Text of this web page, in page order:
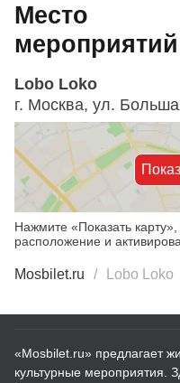
Место
мероприятий
Lobo Loko
г. Москва, ул.
Нажмите «Показать
расположение и
Mosbilet.ru Lobo Loko
«Mosbilet.ru» предлагает
культурные мероприятия.